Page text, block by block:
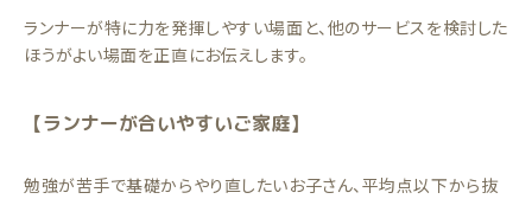
ランナーが特に力を発揮しやすい場面と、他のサービスを検討した
ほうがよい場面を正直にお伝えします。
【ランナーが合いやすいご家庭】
勉強が苦手で基礎からやり直したいお子さん、平均点以下から抜